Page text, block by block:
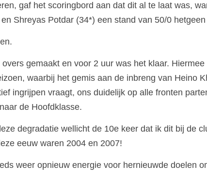
gaf het scoringbord aan dat dit al te laat was,
Shreyas Potdar (34*) een stand van 50/0 hetgeen
gemaakt en voor 2 uur was het klaar. Hiermee
waarbij het gemis aan de inbreng van Heino
ingrijpen vraagt, ons duidelijk op alle fronten
de Hoofdklasse.
degradatie wellicht de 10e keer dat ik dit bij de
eeuw waren 2004 en 2007!
weer opnieuw energie voor hernieuwde doelen